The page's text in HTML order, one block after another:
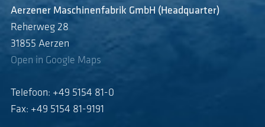
Aerzener Maschinenfabrik GmbH (Headquarter)
Reherweg 28
31855 Aerzen
Open in Google Maps
Telefoon: +49 5154 81-0
Fax: +49 5154 81-9191